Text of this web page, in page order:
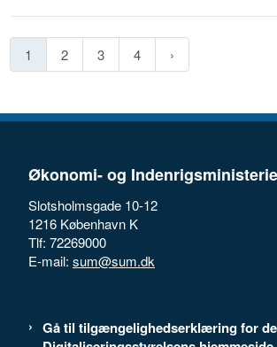
1 2 3 4
Økonomi- og
Slotsholmsgade 10-12
1216 København K
Tlf: 72269000
E-mail: sum@sum.dk
Gå til tilgængelighedserklæring for